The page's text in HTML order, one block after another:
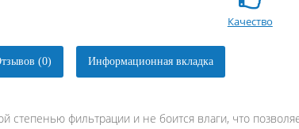
Качество
(0) Информационная вкладка
степенью фильтрации и не боится влаги, что